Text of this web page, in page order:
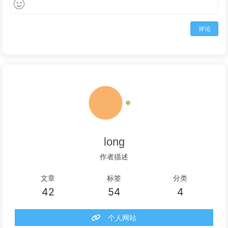
评论
long
作者描述
文章
42
标签
54
分类
4
个人网站